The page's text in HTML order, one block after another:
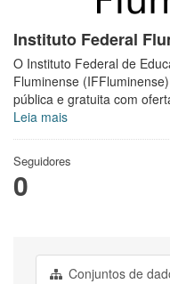
Instituto Federal
O Instituto Federal de
Fluminense
pública e gratuita com
Leia mais
Seguidores
0
Conjuntos de